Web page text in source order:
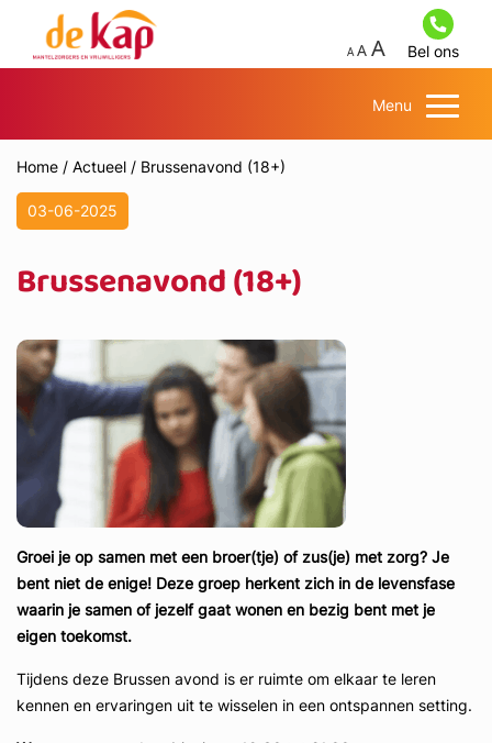
Bel ons
Menu
Home / Actueel / Brussenavond (18+)
03-06-2025
Brussenavond (18+)
Groei je op samen met een broer(tje) of zus(je) met zorg? Je
bent niet de enige! Deze groep herkent zich in de levensfase
waarin je samen of jezelf gaat wonen en bezig bent met je
eigen toekomst.
Tijdens deze Brussen avond is er ruimte om elkaar te leren
kennen en ervaringen uit te wisselen in een ontspannen setting.